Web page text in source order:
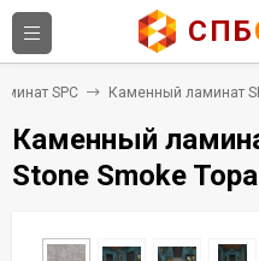
СПБ
SPC Каменный ламинат
Каменный
Stone Smoke